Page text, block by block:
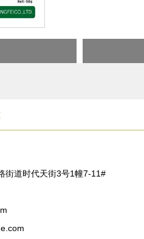
街道时代天街3号1幢7-11#